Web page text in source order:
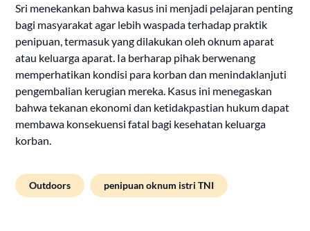
Sri menekankan bahwa kasus ini menjadi pelajaran penting
bagi masyarakat agar lebih waspada terhadap praktik
penipuan, termasuk yang dilakukan oleh oknum aparat
atau keluarga aparat. Ia berharap pihak berwenang
memperhatikan kondisi para korban dan menindaklanjuti
pengembalian kerugian mereka. Kasus ini menegaskan
bahwa tekanan ekonomi dan ketidakpastian hukum dapat
membawa konsekuensi fatal bagi kesehatan keluarga
korban.
Outdoors penipuan oknum istri TNI